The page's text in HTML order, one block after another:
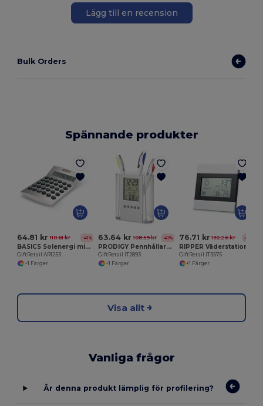
Lägg till en recension
Bulk Orders
Spännande produkter
64.81 kr 110.61 kr -41%
BASICS Solenergi miniräknare
GiftRetail AR1253
+1 Färger
63.64 kr 108.59 kr -41%
PRODIGY Pennhållare med kalender
GiftRetail IT2893
+1 Färger
76.71 kr 130.26 kr -41%
RIPPER Väderstation
GiftRetail IT3575
+1 Färger
Visa allt
Vanliga frågor
Är denna produkt lämplig för profilering?